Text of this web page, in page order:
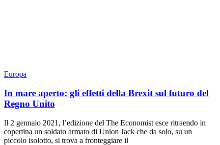
Europa
In mare aperto: gli effetti della Brexit sul futuro del
Regno Unito
Il 2 gennaio 2021, l’edizione del The Economist esce ritraendo in
copertina un soldato armato di Union Jack che da solo, su un
piccolo isolotto, si trova a fronteggiare il